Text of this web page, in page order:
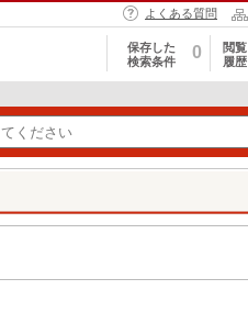
よくある質問
保存した
検索条件
0
閲覧
履歴